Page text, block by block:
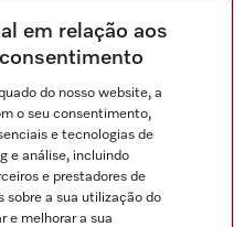
em relação aos
do nosso website, a
o seu consentimento,
e tecnologias de
e análise, incluindo
e prestadores de
sobre a sua utilização do
e melhorar a sua